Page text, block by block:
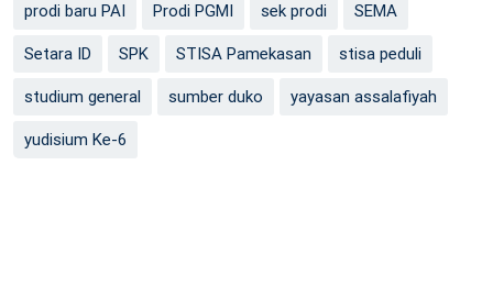
prodi baru PAI Prodi PGMI sek prodi SEMA
Setara ID SPK STISA Pamekasan stisa peduli
studium general sumber duko yayasan assalafiyah
yudisium Ke-6